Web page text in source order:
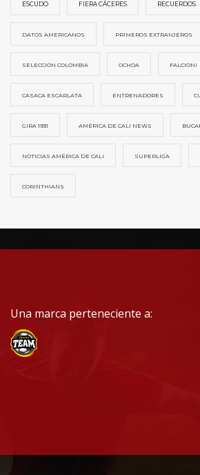
ESCUDO FIERA CÁCERES RECUERDOS
DATOS AMERICANOS PRIMEROS EXTRANJEROS
SELECCIÓN COLOMBIA OCHOA FALCIONI
CASACA ESCARLATA ENTRENADORES
GIRA 1931 AMÉRICA DE CALI NEWS
NOTICIAS AMÉRICA DE CALI SUPERLIGA
CORINTHIANS
Una marca perteneciente a: